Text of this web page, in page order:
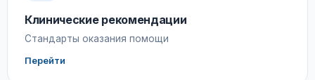
Клинические рекомендации
Стандарты оказания помощи
Перейти